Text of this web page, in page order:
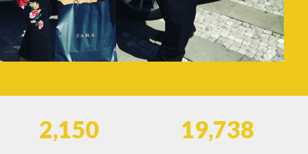
3,000 27,500